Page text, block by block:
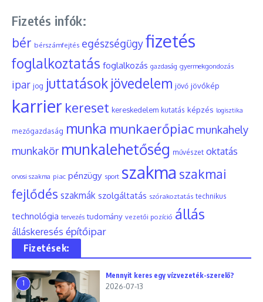
Fizetés infók:
bér bérszámfejtés egészségügyfizetés
foglalkoztatás foglalkozás gazdaság gyermekgondozás
ipar jog juttatások jövedelem jövő jövőkép
karrier kereset kereskedelem kutatás képzés logisztika
mezőgazdaság munka munkaerőpiac munkahely
munkakör munkalehetőség művészet oktatás
orvosi szakma piac pénzügy sport szakma szakmai
fejlődés szakmák szolgáltatás szórakoztatás technikus
technológia tervezés tudomány vezetői pozíció állás
álláskeresés építőipar
Fizetések:
1
Mennyit keres egy vízvezeték-szerelő?
2026-07-13